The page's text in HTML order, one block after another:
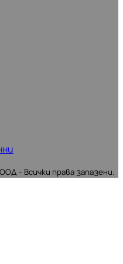
- Всички права запазени.